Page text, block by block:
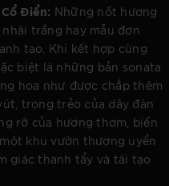
Điển: Những nốt hương
trắng hay mẫu đơn
tao. Khi kết hợp cùng
biệt là những bản sonata
hoa như được chắp thêm
trong trẻo của dây đàn
rỡ của hương thơm, biến
khu vườn thượng uyển
giác thanh tẩy và tái tạo